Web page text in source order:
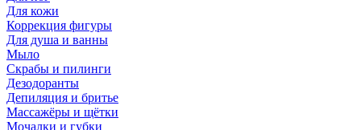
Для кожи
Коррекция фигуры
Для душа и ванны
Мыло
Скрабы и пилинги
Дезодоранты
Депиляция и бритье
Массажёры и щётки
Мочалки и губки